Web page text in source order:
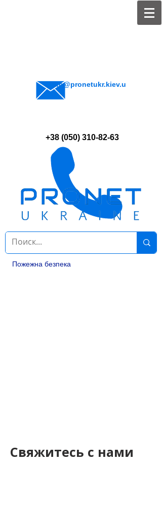
info@pronetukr.kiev.u
a
+38 (050) 310-82-63
Пожежна безпека
Свяжитесь с нами